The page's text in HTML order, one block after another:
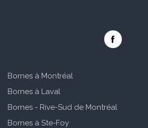
Bornes à Montréal
Bornes à Laval
Bornes - Rive-Sud de Montréal
Bornes à Ste-Foy